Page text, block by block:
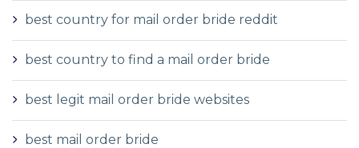
best country for mail order bride reddit
best country to find a mail order bride
best legit mail order bride websites
best mail order bride